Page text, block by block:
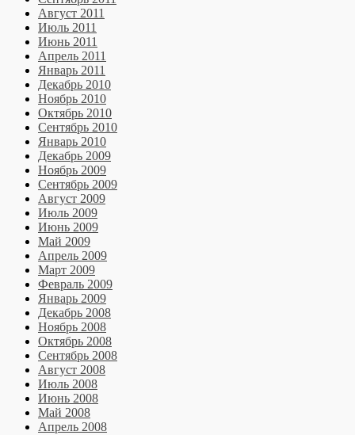
Август 2011
Июль 2011
Июнь 2011
Апрель 2011
Январь 2011
Декабрь 2010
Ноябрь 2010
Октябрь 2010
Сентябрь 2010
Январь 2010
Декабрь 2009
Ноябрь 2009
Сентябрь 2009
Август 2009
Июль 2009
Июнь 2009
Май 2009
Апрель 2009
Март 2009
Февраль 2009
Январь 2009
Декабрь 2008
Ноябрь 2008
Октябрь 2008
Сентябрь 2008
Август 2008
Июль 2008
Июнь 2008
Май 2008
Апрель 2008